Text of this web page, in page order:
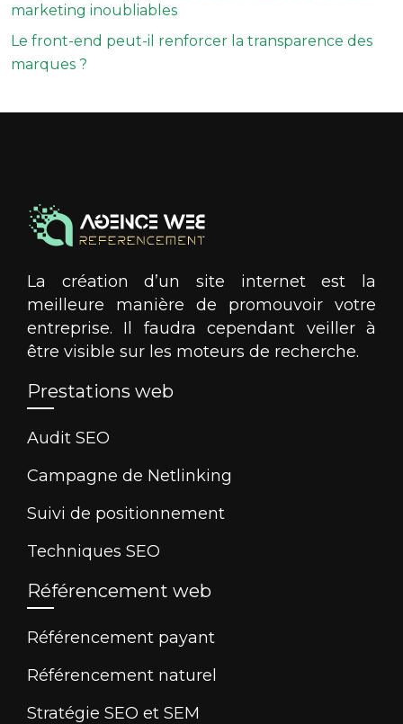
marketing inoubliables
Le front-end peut-il renforcer la transparence des
marques ?
La création d’un site internet est la
meilleure manière de promouvoir votre
entreprise. Il faudra cependant veiller à
être visible sur les moteurs de recherche.
Prestations web
Audit SEO
Campagne de Netlinking
Suivi de positionnement
Techniques SEO
Référencement web
Référencement payant
Référencement naturel
Stratégie SEO et SEM